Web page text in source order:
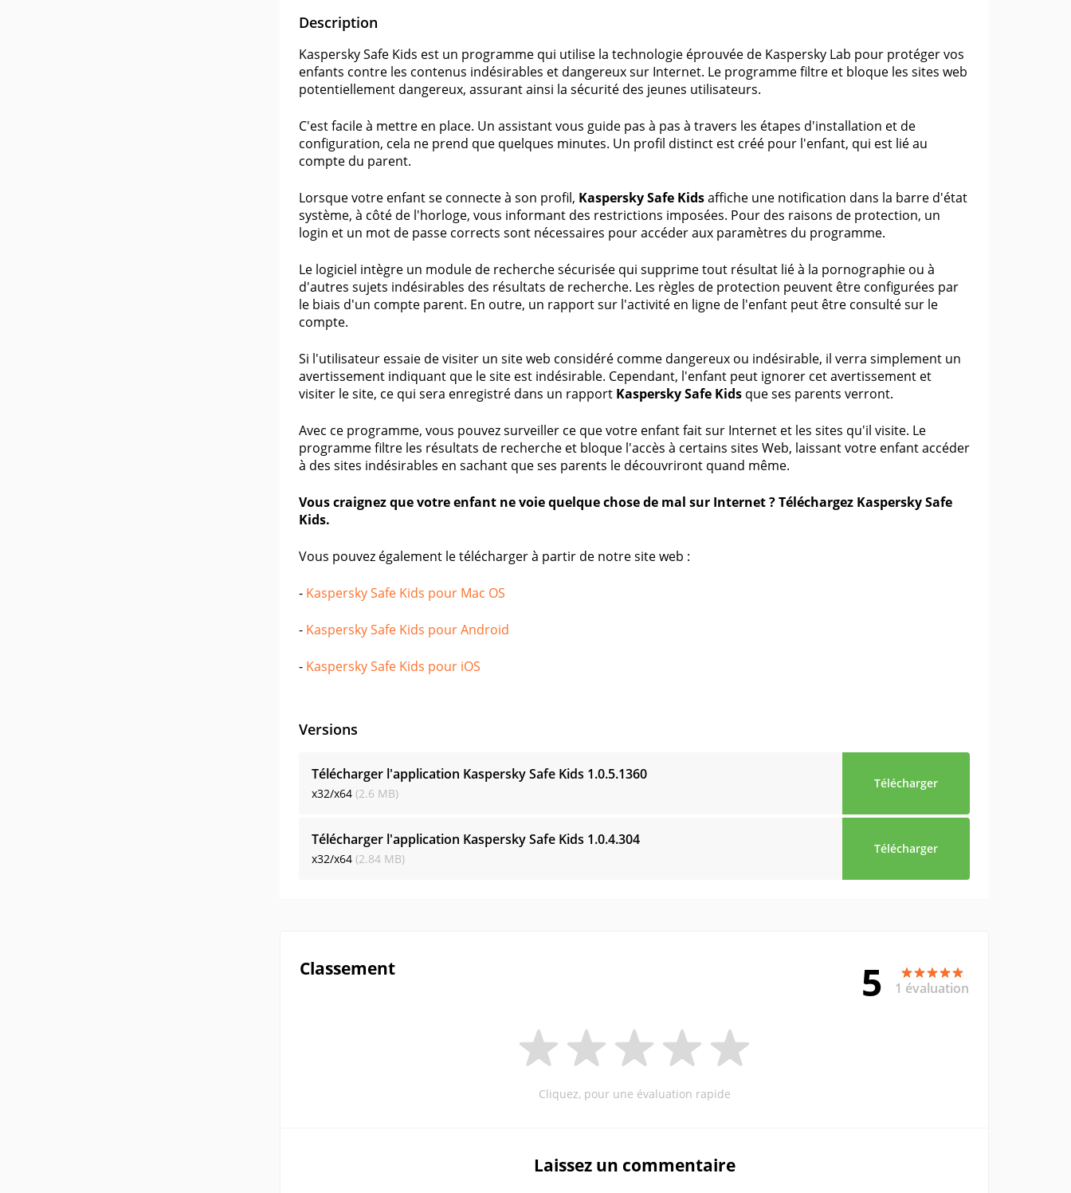
Description
Kaspersky Safe Kids est un programme qui utilise la technologie éprouvée de Kaspersky Lab pour protéger vos
enfants contre les contenus indésirables et dangereux sur Internet. Le programme filtre et bloque les sites web
potentiellement dangereux, assurant ainsi la sécurité des jeunes utilisateurs.
C'est facile à mettre en place. Un assistant vous guide pas à pas à travers les étapes d'installation et de
configuration, cela ne prend que quelques minutes. Un profil distinct est créé pour l'enfant, qui est lié au
compte du parent.
Lorsque votre enfant se connecte à son profil, Kaspersky Safe Kidsaffiche une notification dans la barre d'état
système, à côté de l'horloge, vous informant des restrictions imposées. Pour des raisons de protection, un
login et un mot de passe corrects sont nécessaires pour accéder aux paramètres du programme.
Le logiciel intègre un module de recherche sécurisée qui supprime tout résultat lié à la pornographie ou à
d'autres sujets indésirables des résultats de recherche. Les règles de protection peuvent être configurées par
le biais d'un compte parent. En outre, un rapport sur l'activité en ligne de l'enfant peut être consulté sur le
compte.
Si l'utilisateur essaie de visiter un site web considéré comme dangereux ou indésirable, il verra simplement un
avertissement indiquant que le site est indésirable. Cependant, l'enfant peut ignorer cet avertissement et
visiter le site, ce qui sera enregistré dans un rapport Kaspersky Safe Kids que ses parents verront.
Avec ce programme, vous pouvez surveiller ce que votre enfant fait sur Internet et les sites qu'il visite. Le
programme filtre les résultats de recherche et bloque l'accès à certains sites Web, laissant votre enfant accéder
à des sites indésirables en sachant que ses parents le découvriront quand même.
Vous craignez que votre enfant ne voie quelque chose de mal sur Internet ? Téléchargez Kaspersky Safe
Kids.
Vous pouvez également le télécharger à partir de notre site web :
- Kaspersky Safe Kids pour Mac OS
- Kaspersky Safe Kids pour Android
- Kaspersky Safe Kids pour iOS
Versions
Télécharger l'application Kaspersky Safe Kids 1.0.5.1360
x32/x64 (2.6 MB)
Télécharger
Télécharger l'application Kaspersky Safe Kids 1.0.4.304
x32/x64 (2.84 MB)
Télécharger
Classement 5 1 évaluation
Cliquez, pour une évaluation rapide
Laissez un commentaire